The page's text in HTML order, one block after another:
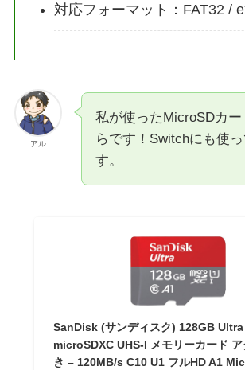
対応フォーマット：FAT32 /
アル
私が使ったMicroSDカー
らです！Switchにも使っ
す。
SanDisk (サンディスク) 128GB Ultra
microSDXC UHS-I メモリーカード
き – 120MB/s C10 U1 フルHD A1